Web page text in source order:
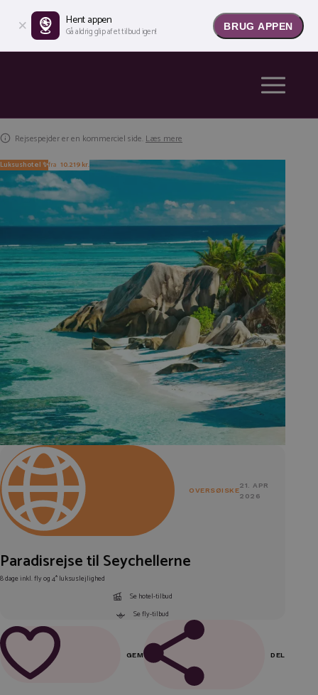
Rejsespejder er en kommerciel side. Læs mere
Luksushotel ✨fra 10.219 kr.
OVERSØISKE
21. APR
2026
Paradisrejse til Seychellerne
8 dage inkl. fly og 4* luksuslejlighed
Se hotel-tilbud
Se fly-tilbud
GEM DEL
Hent appen
Gå aldrig glip af et tilbud igen! BRUG APPEN